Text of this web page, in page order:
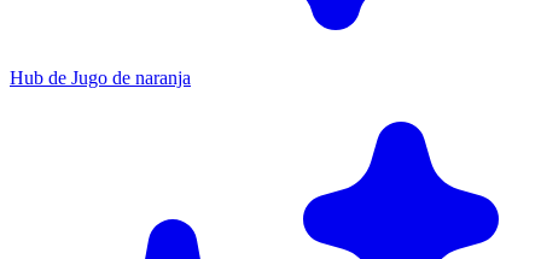
Hub de Jugo de naranja